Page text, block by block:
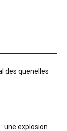
des quenelles
une explosion